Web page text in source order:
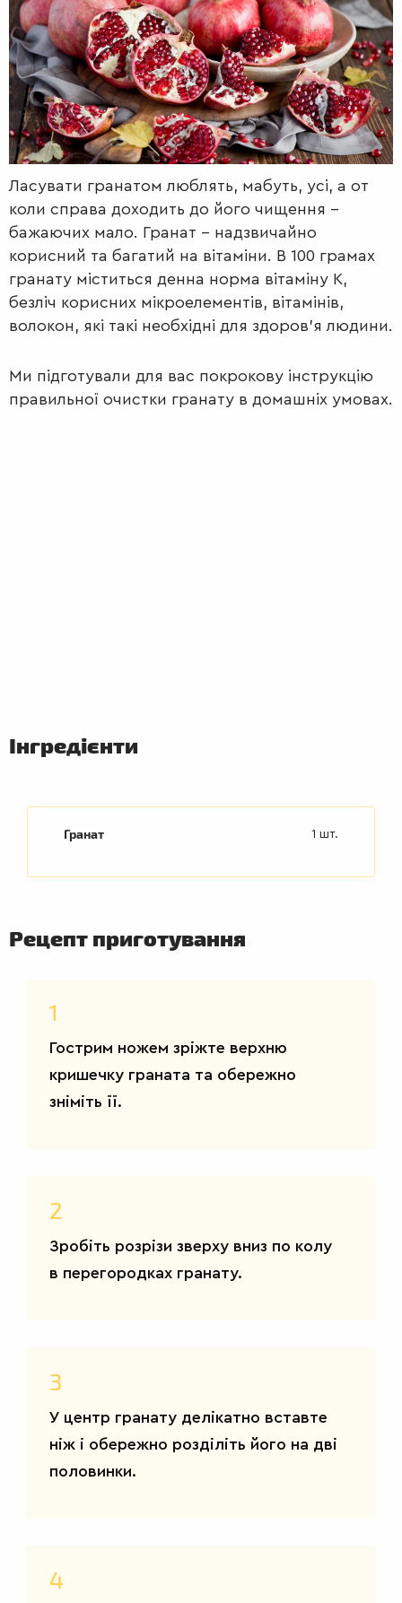
СТРАВИ
РАДІО КРАСА КІНО
LIFESTYLE FASHION ТРАДИЦІЇ
PETS
Ласувати гранатом люблять, мабуть, усі, а от
коли справа доходить до його чищення –
бажаючих мало. Гранат – надзвичайно
корисний та багатий на вітаміни. В 100 грамах
гранату міститься денна норма вітаміну К,
безліч корисних мікроелементів, вітамінів,
волокон, які такі необхідні для здоров’я людини.
Ми підготували для вас покрокову інструкцію
правильної очистки гранату в домашніх умовах.
Інгредієнти
Гранат 1 шт.
Рецепт приготування
1
Гострим ножем зріжте верхню
кришечку граната та обережно
зніміть її.
2
Зробіть розрізи зверху вниз по колу
в перегородках гранату.
3
У центр гранату делікатно вставте
ніж і обережно розділіть його на дві
половинки.
4